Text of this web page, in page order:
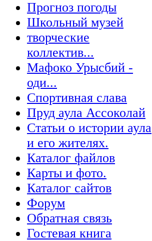
Прогноз погоды
Школьный музей
творческие
коллектив...
Мафоко Урысбий -
оди...
Спортивная слава
Пруд аула Ассоколай
Статьи о истории аула
и его жителях.
Каталог файлов
Карты и фото.
Каталог сайтов
Форум
Обратная связь
Гостевая книга